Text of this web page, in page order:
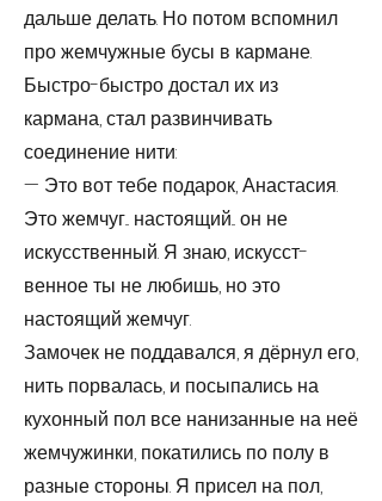
дальше делать. Но потом вспомнил
про жемчужные бусы в кармане.
Быстро-быстро достал их из
кармана, стал развинчивать
соединение нити:
— Это вот тебе подарок, Анастасия.
Это жемчуг... настоящий... он не
искусственный. Я знаю, искусст­
венное ты не любишь, но это
настоящий жемчуг.
Замочек не поддавался, я дёрнул его,
нить порвалась, и посыпались на
кухонный пол все нанизанные на неё
жемчужинки, покатились по полу в
разные стороны. Я присел на пол,